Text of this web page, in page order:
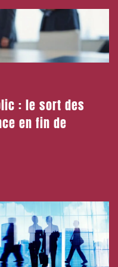
: le sort des
en fin de